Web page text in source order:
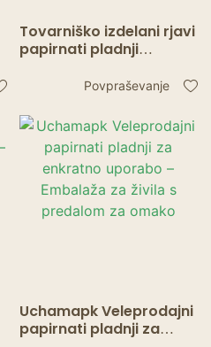
Tovarniško izdelani rjavi
papirnati pladnji
za enkratno uporabo za
Povpraševanje
Uchamapk Veleprodajni
papirnati pladnji za